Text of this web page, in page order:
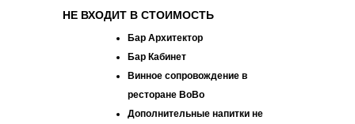
НЕ ВХОДИТ В СТОИМОСТЬ
Бар Архитектор
Бар Кабинет
Винное сопровождение в
ресторане BoBo
Дополнительные напитки не